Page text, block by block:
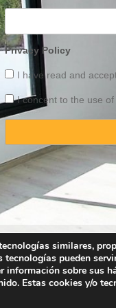
Privacy Policy
I have read and
I concent to the use
Copyright © 2025
similares,
tecnologías pueden
información sobre sus
Estas cookies y/o